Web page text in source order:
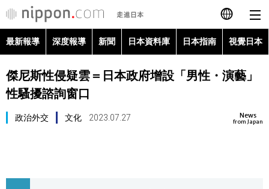
日本語
English
最新報導
最新報導 深度報導 新聞 日本資料庫 日本指南 視覺日本
傑尼斯性侵疑雲＝日本政府增設「男性・演藝」
性騷擾諮詢窗口
News
from Japan
政治外交 文化 2023.07.27